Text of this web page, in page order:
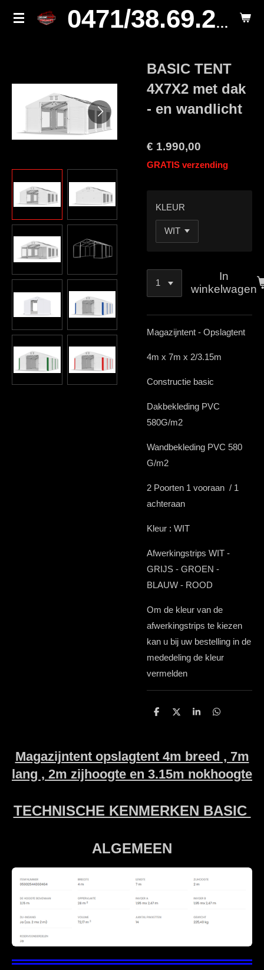
Ga
0471/38.69.29.
BASIC TENT
4X7X2 met dak
- en wandlicht
€ 1.990,00
GRATIS verzending
KLEUR
In
winkelwagen
Magazijntent - Opslagtent
4m x 7m x 2/3.15m
Constructie basic
Dakbekleding PVC
580G/m2
Wandbekleding PVC 580
G/m2
2 Poorten 1 vooraan / 1
achteraan
Kleur : WIT
Afwerkingstrips WIT -
GRIJS - GROEN -
BLAUW - ROOD
Om de kleur van de
afwerkingstrips te kiezen
kan u bij uw bestelling in de
mededeling de kleur
vermelden
D
n
D
S
D
n
Magazijntent opslagtent 4m breed , 7m
lang , 2m zijhoogte en 3.15m nokhoogte
TECHNISCHE KENMERKEN BASIC
ALGEMEEN